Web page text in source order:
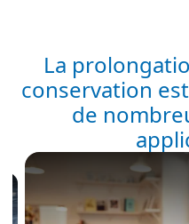
La
conservation
de